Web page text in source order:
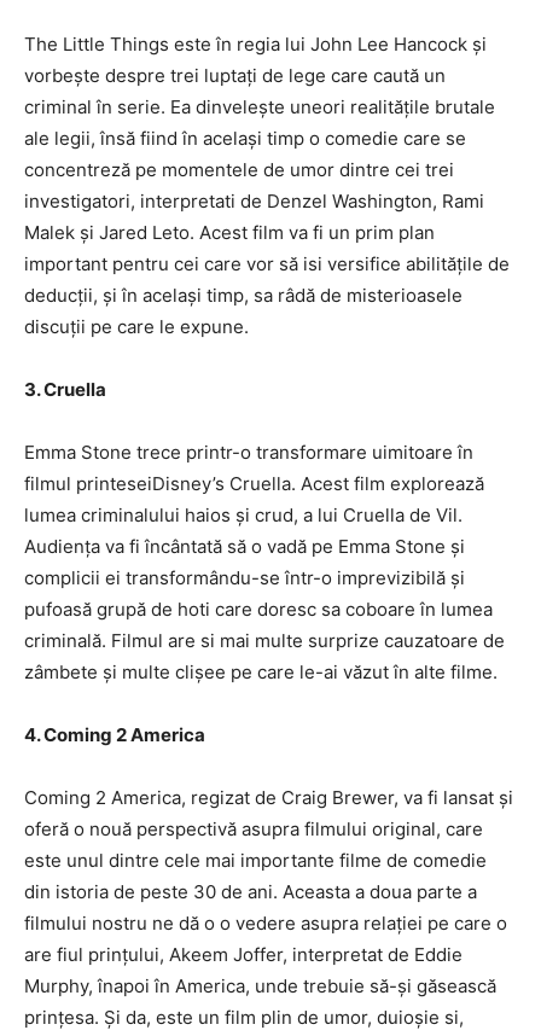
The Little Things este în regia lui John Lee Hancock și
vorbește despre trei luptați de lege care caută un
criminal în serie. Ea dinvelește uneori realitățile brutale
ale legii, însă fiind în același timp o comedie care se
concentreză pe momentele de umor dintre cei trei
investigatori, interpretati de Denzel Washington, Rami
Malek și Jared Leto. Acest film va fi un prim plan
important pentru cei care vor să isi versifice abilitățile de
deducții, și în același timp, sa râdă de misterioasele
discuții pe care le expune.
3. Cruella
Emma Stone trece printr-o transformare uimitoare în
filmul printeseiDisney’s Cruella. Acest film explorează
lumea criminalului haios și crud, a lui Cruella de Vil.
Audiența va fi încântată să o vadă pe Emma Stone și
complicii ei transformându-se într-o imprevizibilă și
pufoasă grupă de hoti care doresc sa coboare în lumea
criminală. Filmul are si mai multe surprize cauzatoare de
zâmbete și multe clișee pe care le-ai văzut în alte filme.
4. Coming 2 America
Coming 2 America, regizat de Craig Brewer, va fi lansat și
oferă o nouă perspectivă asupra filmului original, care
este unul dintre cele mai importante filme de comedie
din istoria de peste 30 de ani. Aceasta a doua parte a
filmului nostru ne dă o o vedere asupra relației pe care o
are fiul prințului, Akeem Joffer, interpretat de Eddie
Murphy, înapoi în America, unde trebuie să-și găsească
prințesa. Și da, este un film plin de umor, duioșie si,